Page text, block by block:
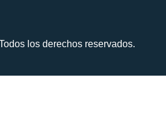
los derechos reservados.